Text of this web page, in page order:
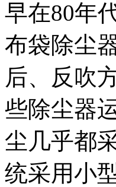
早在80年
布袋除尘
后、反吹
些除尘器
尘几乎都
统采用小